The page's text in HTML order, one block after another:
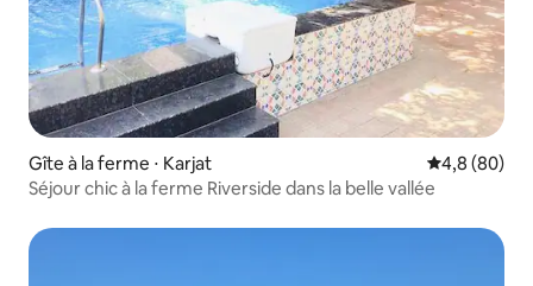
Gîte à la ferme ⋅ Karjat Évaluation
4,8 (80)
Séjour chic à la ferme Riverside dans la belle vallée